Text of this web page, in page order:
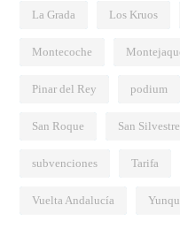
La Grada Los Kruos
Montecoche
Pinar del Rey podium
San Roque San Silvestre
subvenciones Tarifa
Vuelta Andalucía